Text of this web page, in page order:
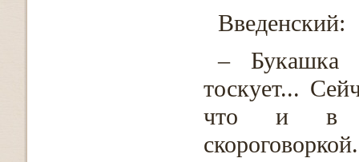
Введенский:
– Букашка
тоскует...
что и в